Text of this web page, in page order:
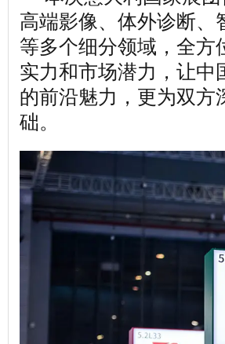
高端影像、体外诊断、
等多个细分领域，全方
实力和市场潜力，让中
的前沿魅力，更为双方
础。